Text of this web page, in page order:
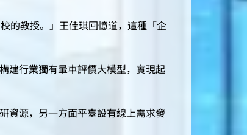
的教授。」王佳琪回憶道，這種「企
行業獨有暈車評價大模型，實現起
源，另一方面平臺設有線上需求發